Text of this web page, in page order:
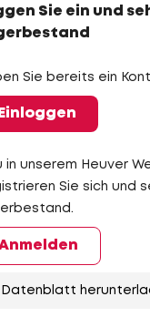
Sie ein und
Sie bereits ein
Einloggen
in unserem Heuver
Sie sich und
Datenblatt